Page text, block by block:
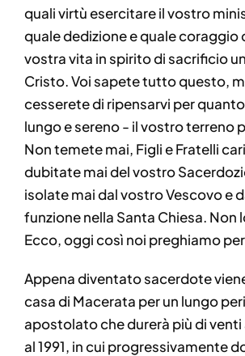
quali virtù esercitare il vostro
quale dedizione e quale coraggio
vostra vita in spirito di sacrificio
Cristo. Voi sapete tutto questo,
cesserete di ripensarvi per
lungo e sereno - il vostro terreno
Non temete mai, Figli e Fratelli
dubitate mai del vostro
isolate mai dal vostro Vescovo e
funzione nella Santa Chiesa. Non
Ecco, oggi così noi preghiamo
Appena diventato sacerdote
casa di Macerata per un lungo
apostolato che durerà più di venti
al 1991, in cui progressivamente